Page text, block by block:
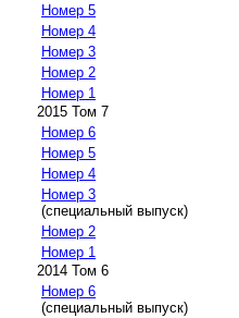
Номер 5
Номер 4
Номер 3
Номер 2
Номер 1
2015 Том 7
Номер 6
Номер 5
Номер 4
Номер 3
(специальный выпуск)
Номер 2
Номер 1
2014 Том 6
Номер 6
(специальный выпуск)